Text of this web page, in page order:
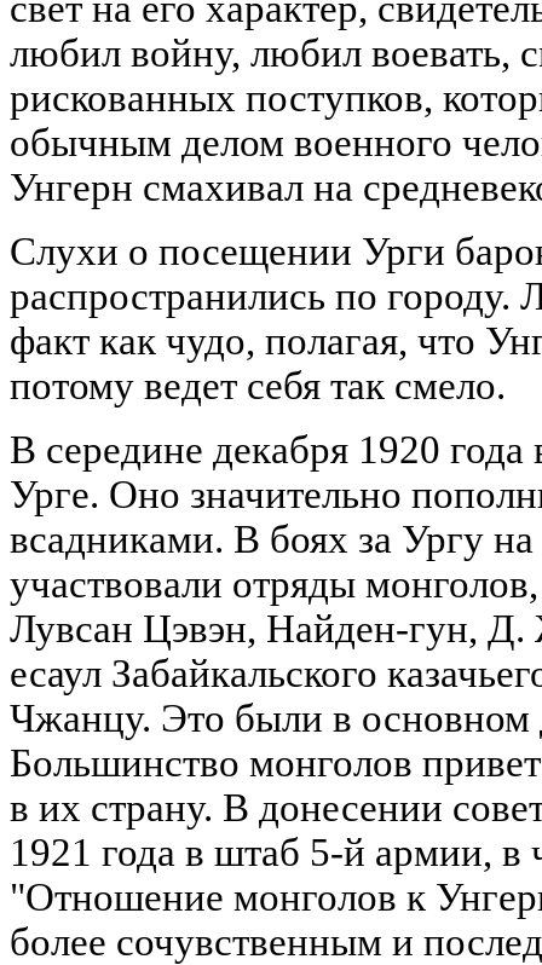
любил войну, любил воевать,
рискованных поступков,
обычным делом военного
Унгерн смахивал на
Слухи о посещении Урги
распространились по городу.
факт как чудо, полагая, что
потому ведет себя так смело.
В середине декабря 1920
Урге. Оно значительно
всадниками. В боях за Ургу
участвовали отряды
Лувсан Цэвэн, Найден-гун,
есаул Забайкальского
Чжанцу. Это были в основном
Большинство монголов
в их страну. В донесении
1921 года в штаб 5-й армии, в
"Отношение монголов к
более сочувственным и